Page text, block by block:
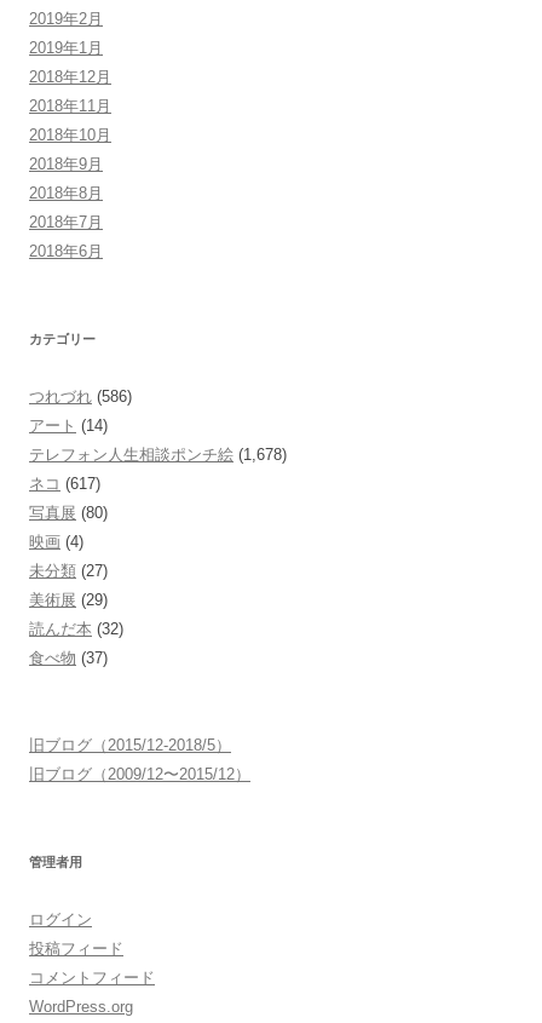
2019年2月
2019年1月
2018年12月
2018年11月
2018年10月
2018年9月
2018年8月
2018年7月
2018年6月
カテゴリー
つれづれ (586)
アート (14)
テレフォン人生相談ポンチ絵 (1,678)
ネコ (617)
写真展 (80)
映画 (4)
未分類 (27)
美術展 (29)
読んだ本 (32)
食べ物 (37)
旧ブログ（2015/12-2018/5）
旧ブログ（2009/12〜2015/12）
管理者用
ログイン
投稿フィード
コメントフィード
WordPress.org